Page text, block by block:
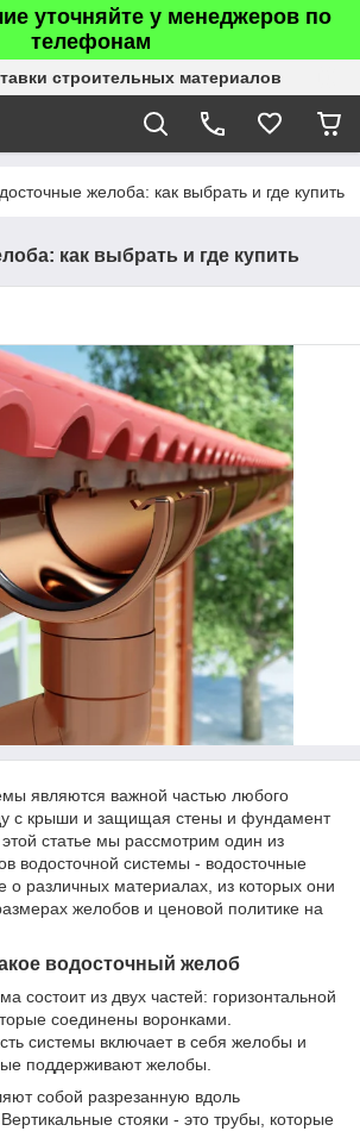
уточняйте у менеджеров по
телефонам
строительных материалов
желоба: как выбрать и где купить
как выбрать и где купить
являются важной частью любого
с крыши и защищая стены и фундамент
статье мы рассмотрим один из
водосточной системы - водосточные
о различных материалах, из которых они
желобов и ценовой политике на
водосточный желоб
состоит из двух частей: горизонтальной
соединены воронками.
системы включает в себя желобы и
поддерживают желобы.
собой разрезанную вдоль
стояки - это трубы, которые